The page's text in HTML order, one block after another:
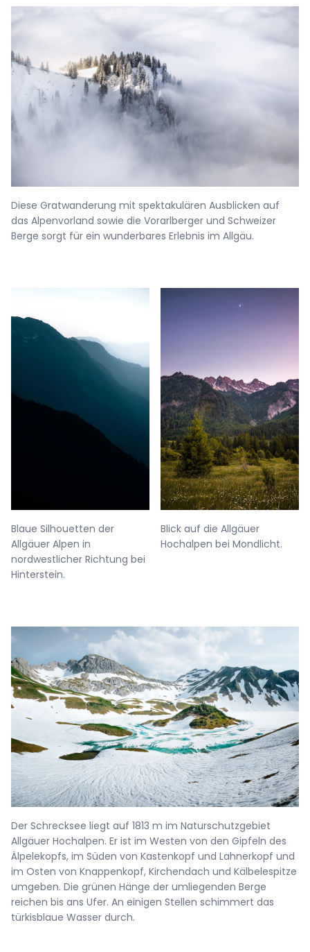
Diese Gratwanderung mit spektakulären Ausblicken auf
das Alpenvorland sowie die Vorarlberger und Schweizer
Berge sorgt für ein wunderbares Erlebnis im Allgäu.
Blaue Silhouetten der
Allgäuer Alpen in
nordwestlicher Richtung bei
Hinterstein.
Blick auf die Allgäuer
Hochalpen bei Mondlicht.
Der Schrecksee liegt auf 1813 m im Naturschutzgebiet
Allgäuer Hochalpen. Er ist im Westen von den Gipfeln des
Älpelekopfs, im Süden von Kastenkopf und Lahnerkopf und
im Osten von Knappenkopf, Kirchendach und Kälbelespitze
umgeben. Die grünen Hänge der umliegenden Berge
reichen bis ans Ufer. An einigen Stellen schimmert das
türkisblaue Wasser durch.